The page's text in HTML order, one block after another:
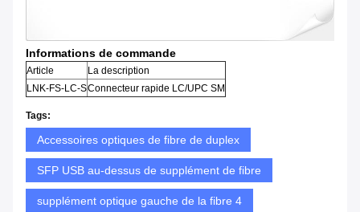
Informations de commande
Article
La description
LNK-FS-LC-SConnecteur rapide LC/UPC SM
Tags:
Accessoires optiques de fibre de duplex
SFP USB au-dessus de supplément de fibre
supplément optique gauche de la fibre 4